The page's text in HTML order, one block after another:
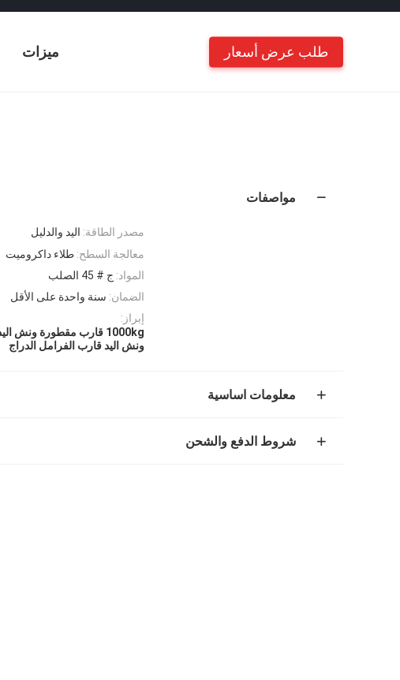
ميزات طلب عرض أسعار
مواصفات
مصدر الطاقة: اليد والدليل
معالجة السطح: طلاء داكروميت
المواد: ج # 45 الصلب
الضمان: سنة واحدة على الأقل
إبراز:
1000kg قارب مقطورة ونش اليد
ونش اليد قارب الفرامل الدراج
معلومات اساسية
شروط الدفع والشحن